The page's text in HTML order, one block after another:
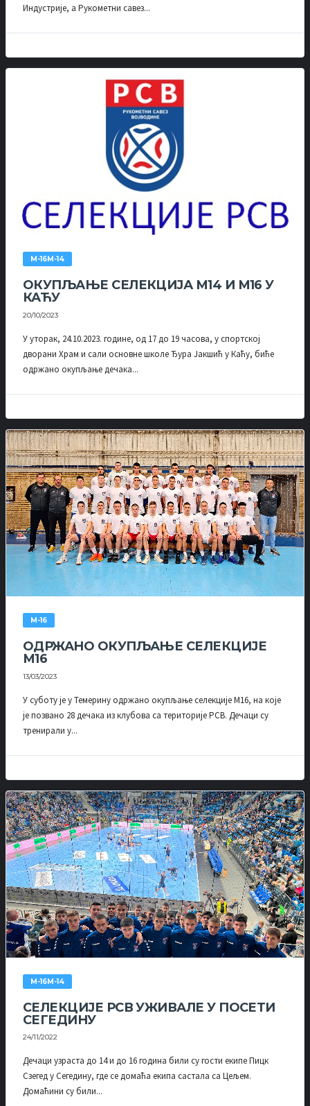
Индустрије, а Рукометни савез...
М-16М-14
ОКУПЉАЊЕ СЕЛЕКЦИЈА М14 И М16 У
КАЋУ
20/10/2023
У уторак, 24.10.2023. године, од 17 до 19 часова, у спортској
дворани Храм и сали основне школе Ђура Јакшић у Каћу, биће
одржано окупљање дечака...
М-16
ОДРЖАНО ОКУПЉАЊЕ СЕЛЕКЦИЈЕ
М16
13/03/2023
У суботу је у Темерину одржано окупљање селекције М16, на које
је позвано 28 дечака из клубова са територије РСВ. Дечаци су
тренирали у...
М-16М-14
СЕЛЕКЦИЈЕ РСВ УЖИВАЛЕ У ПОСЕТИ
СЕГЕДИНУ
24/11/2022
Дечаци узраста до 14 и до 16 година били су гости екипе Пицк
Сзегед у Сегедину, где се домаћа екипа састала са Цељем.
Домаћини су били...